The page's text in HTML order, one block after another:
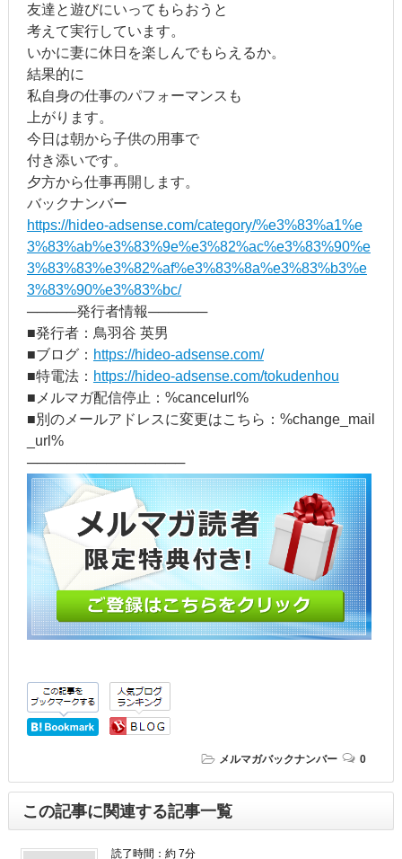
友達と遊びにいってもらおうと
考えて実行しています。
いかに妻に休日を楽しんでもらえるか。
結果的に
私自身の仕事のパフォーマンスも
上がります。
今日は朝から子供の用事で
付き添いです。
夕方から仕事再開します。
バックナンバー
https://hideo-adsense.com/category/%e3%83%a1%e
3%83%ab%e3%83%9e%e3%82%ac%e3%83%90%e
3%83%83%e3%82%af%e3%83%8a%e3%83%b3%e
3%83%90%e3%83%bc/
─────発行者情報──────
■発行者：鳥羽谷 英男
■ブログ： https://hideo-adsense.com/
■特電法： https://hideo-adsense.com/tokudenhou
■メルマガ配信停止：%cancelurl%
■別のメールアドレスに変更はこちら：%change_mail
_url%
────────────────
メルマガバックナンバー 0
この記事に関連する記事一覧
読了時間：約 7分